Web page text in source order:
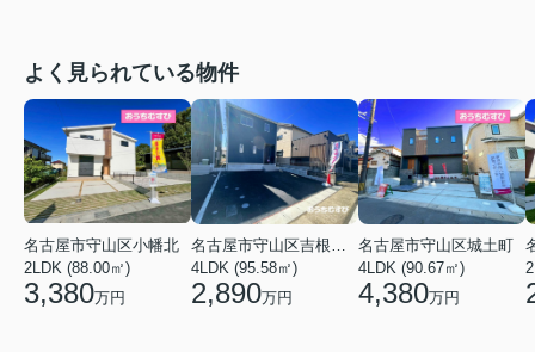
よく見られている物件
名古屋市守山区小幡北
2LDK (88.00㎡)
3,380万円
4LDK (95.58㎡)
2,890万円
名古屋市守山区城土町
4LDK (90.67㎡)
4,380万円